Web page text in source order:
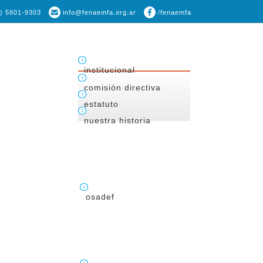
5801-9303 info@fenaemfa.org.ar /fenaemfa
institucional
comisión directiva
estatuto
nuestra historia
osadef